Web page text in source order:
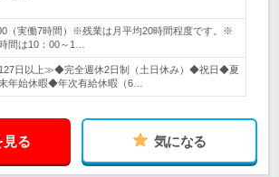
（実働7時間）※残業は月平均20時間程度です。※
間は10：00～1…
日以上≫◆完全週休2日制（土日休み）◆祝日◆夏
年始休暇◆年次有給休暇（6…
見る 気になる